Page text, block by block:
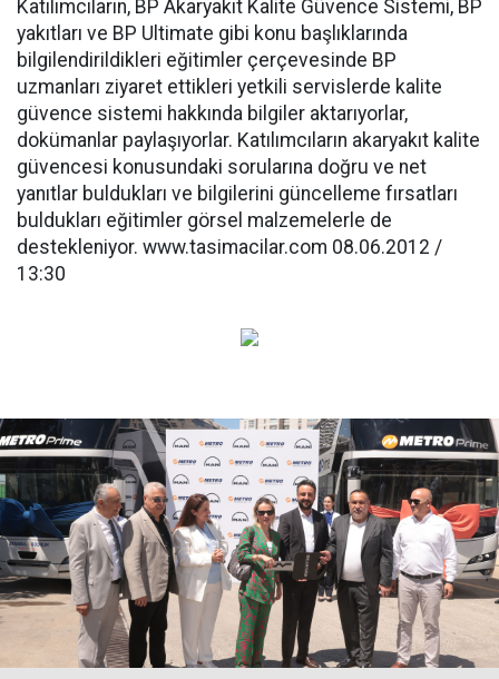
Katılımcıların, BP Akaryakıt Kalite Güvence Sistemi, BP
yakıtları ve BP Ultimate gibi konu başlıklarında
bilgilendirildikleri eğitimler çerçevesinde BP
uzmanları ziyaret ettikleri yetkili servislerde kalite
güvence sistemi hakkında bilgiler aktarıyorlar,
dokümanlar paylaşıyorlar. Katılımcıların akaryakıt kalite
güvencesi konusundaki sorularına doğru ve net
yanıtlar buldukları ve bilgilerini güncelleme fırsatları
buldukları eğitimler görsel malzemelerle de
destekleniyor. www.tasimacilar.com 08.06.2012 /
13:30